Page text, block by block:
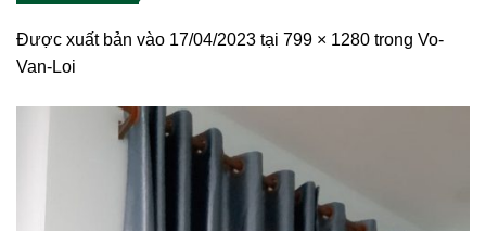
Được xuất bản vào 17/04/2023 tại 799 × 1280 trong Vo-
Van-Loi